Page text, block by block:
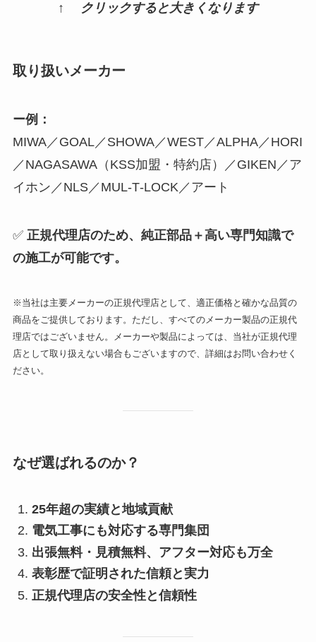
↑ クリックすると大きくなります
取り扱いメーカー
ー例：
MIWA／GOAL／SHOWA／WEST／ALPHA／HORI
／NAGASAWA（KSS加盟・特約店）／GIKEN／ア
イホン／NLS／MUL‑T‑LOCK／アート
✅ 正規代理店のため、純正部品＋高い専門知識で
の施工が可能です。
※当社は主要メーカーの正規代理店として、適正価格と確かな品質の
商品をご提供しております。ただし、すべてのメーカー製品の正規代
理店ではございません。メーカーや製品によっては、当社が正規代理
店として取り扱えない場合もございますので、詳細はお問い合わせく
ださい。
なぜ選ばれるのか？
25年超の実績と地域貢献
電気工事にも対応する専門集団
出張無料・見積無料、アフター対応も万全
表彰歴で証明された信頼と実力
正規代理店の安全性と信頼性